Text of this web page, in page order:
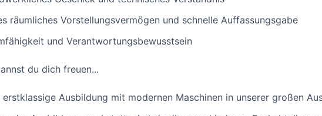
räumliches Vorstellungsvermögen und schnelle Auffassungsgabe
und Verantwortungsbewusstsein
du dich freuen...
erstklassige Ausbildung mit modernen Maschinen in unserer großen